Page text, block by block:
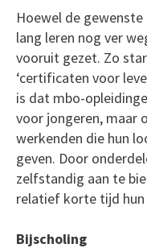
Hoewel de gewenste
lang leren nog ver
vooruit gezet. Zo
‘certificaten voor
is dat mbo-
voor jongeren, maar
werkenden die hun
geven. Door
zelfstandig aan te
relatief korte tijd
Bijscholing